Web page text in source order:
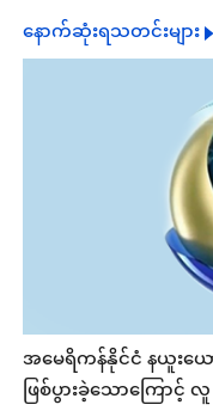
နောက်ဆုံးရသတင်းများ
အမေရိကန်နိုင်ငံ နယူးယေ
ဖြစ်ပွားခဲ့သောကြောင့်